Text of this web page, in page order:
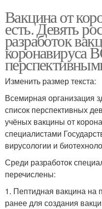
Вакцина от
есть. Девять
разработок
коронавируса
Изменить размер текста:
Всемирная организация
список перспективных
учёных вакцины от
специалистами
вирусологии и
Среди разработок
перечислены:
1. Пептидная вакцина на
ранее для создания